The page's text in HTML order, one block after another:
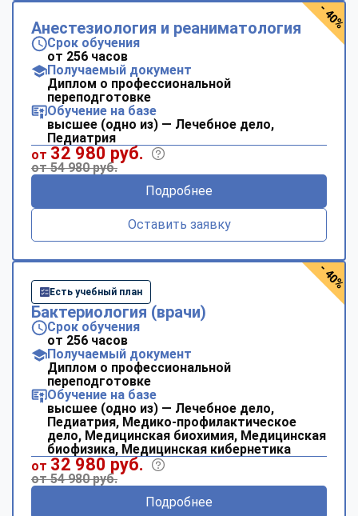
Анестезиология и реаниматология
Срок обучения
от 256 часов
Получаемый документ
Диплом о профессиональной
переподготовке
Обучение на базе
высшее (одно из) — Лечебное дело,
Педиатрия
от 32 980 руб.
от 54 980 руб.
Подробнее
Оставить заявку
- 40%
Есть учебный план
Бактериология (врачи)
Срок обучения
от 256 часов
Получаемый документ
Диплом о профессиональной
переподготовке
Обучение на базе
высшее (одно из) — Лечебное дело,
Педиатрия, Медико-профилактическое
дело, Медицинская биохимия, Медицинская
биофизика, Медицинская кибернетика
от 32 980 руб.
от 54 980 руб.
Подробнее
- 40%